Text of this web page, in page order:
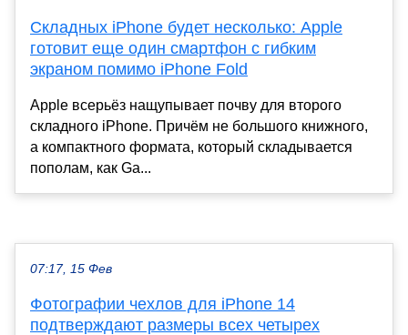
Складных iPhone будет несколько: Apple
готовит еще один смартфон с гибким
экраном помимо iPhone Fold
Apple всерьёз нащупывает почву для второго
складного iPhone. Причём не большого книжного,
а компактного формата, который складывается
пополам, как Ga...
07:17, 15 Фев
Фотографии чехлов для iPhone 14
подтверждают размеры всех четырех